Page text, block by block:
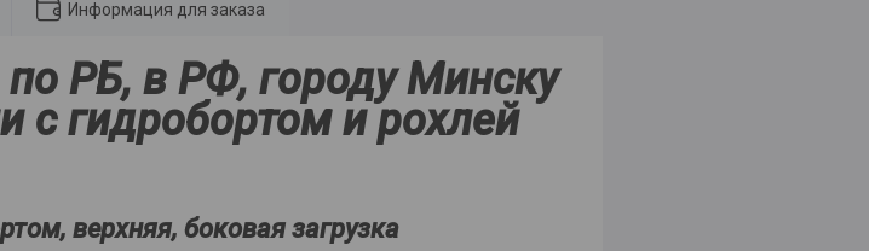
Информация для заказа
по РБ, в РФ, городу Минску
с гидробортом и рохлей
верхняя, боковая загрузка